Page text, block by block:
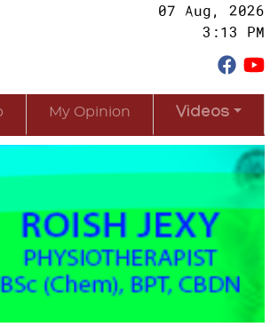
07 Aug, 2026
3:13 PM
My Opinion Videos